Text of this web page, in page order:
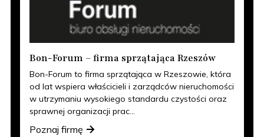
Bon-Forum – firma sprzątająca Rzeszów
Bon-Forum to firma sprzątająca w Rzeszowie, która
od lat wspiera właścicieli i zarządców nieruchomości
w utrzymaniu wysokiego standardu czystości oraz
sprawnej organizacji prac...
Poznaj firmę